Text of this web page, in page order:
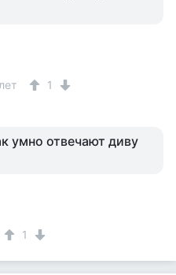
1
умно отвечают диву
1